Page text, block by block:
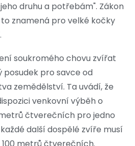
druhu a potřebám". Zákon
znamená pro velké kočky
soukromého chovu zvířat
posudek pro savce od
zemědělství. Ta uvádí, že
venkovní výběh o
čtverečních pro jedno
další dospělé zvíře musí